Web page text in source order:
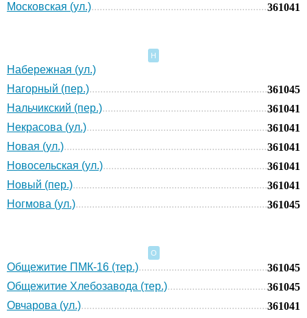
Московская (ул.)
361041
Н
Набережная (ул.)
Нагорный (пер.)
361045
Нальчикский (пер.)
361041
Некрасова (ул.)
361041
Новая (ул.)
361041
Новосельская (ул.)
361041
Новый (пер.)
361041
Ногмова (ул.)
361045
О
Общежитие ПМК-16 (тер.)
361045
Общежитие Хлебозавода (тер.)
361045
Овчарова (ул.)
361041